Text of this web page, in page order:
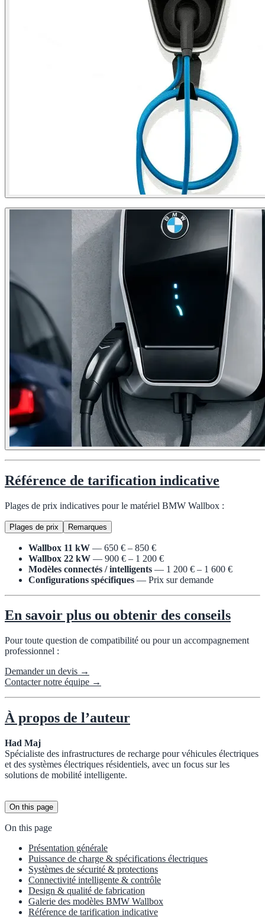
Référence de tarification indicative
Plages de prix indicatives pour le matériel BMW Wallbox :
Plages de prix Remarques
Wallbox 11 kW — 650 € – 850 €
Wallbox 22 kW — 900 € – 1 200 €
Modèles connectés / intelligents — 1 200 € – 1 600 €
Configurations spécifiques — Prix sur demande
En savoir plus ou obtenir des conseils
Pour toute question de compatibilité ou pour un accompagnement
professionnel :
Demander un devis →
Contacter notre équipe →
À propos de l’auteur
Had Maj
Spécialiste des infrastructures de recharge pour véhicules électriques
et des systèmes électriques résidentiels, avec un focus sur les
solutions de mobilité intelligente.
On this page
On this page
Présentation générale
Puissance de charge & spécifications électriques
Systèmes de sécurité & protections
Connectivité intelligente & contrôle
Design & qualité de fabrication
Galerie des modèles BMW Wallbox
Référence de tarification indicative